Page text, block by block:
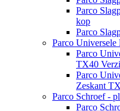
Parco
kop
Parco
Parco
Parco
TX40
Parco
Zeskant
Parco Schroef -
Parco